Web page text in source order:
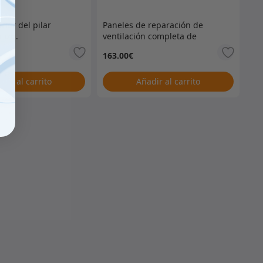
del pilar
izq.
al carrito
Paneles de reparación de
ventilación completa de
Series – Par
163.00€
Añadir al carrito